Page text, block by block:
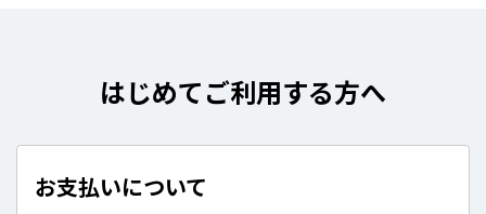
はじめてご利用する方へ
お支払いについて